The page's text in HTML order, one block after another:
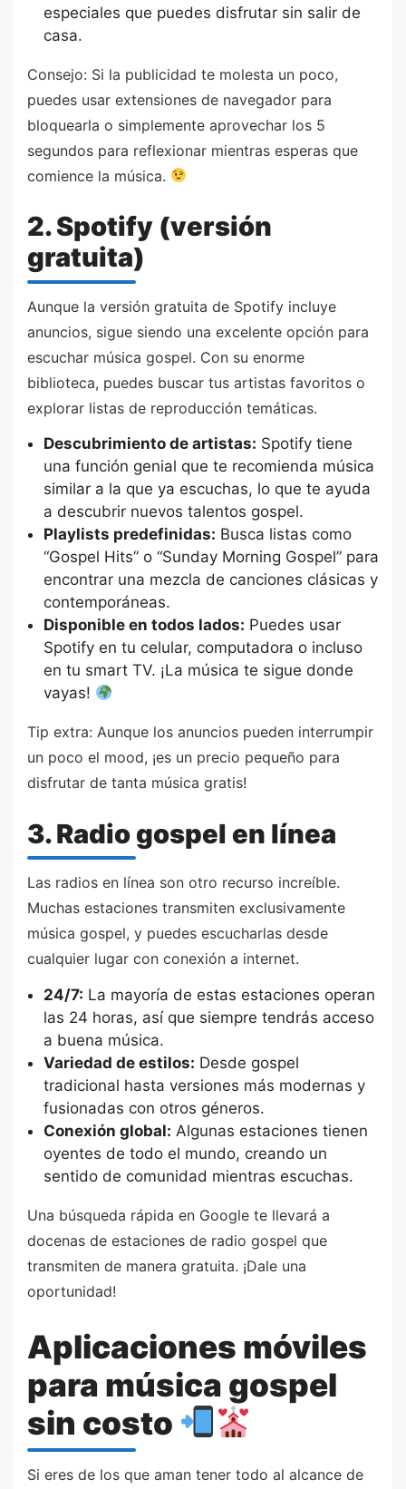
especiales que puedes disfrutar sin salir de
casa.
Consejo: Si la publicidad te molesta un poco,
puedes usar extensiones de navegador para
bloquearla o simplemente aprovechar los 5
segundos para reflexionar mientras esperas que
comience la música.
2. Spotify (versión
gratuita)
Aunque la versión gratuita de Spotify incluye
anuncios, sigue siendo una excelente opción para
escuchar música gospel. Con su enorme
biblioteca, puedes buscar tus artistas favoritos o
explorar listas de reproducción temáticas.
Descubrimiento de artistas: Spotify tiene
una función genial que te recomienda música
similar a la que ya escuchas, lo que te ayuda
a descubrir nuevos talentos gospel.
Playlists predefinidas: Busca listas como
“Gospel Hits” o “Sunday Morning Gospel” para
encontrar una mezcla de canciones clásicas y
contemporáneas.
Disponible en todos lados: Puedes usar
Spotify en tu celular, computadora o incluso
en tu smart TV. ¡La música te sigue donde
vayas!
Tip extra: Aunque los anuncios pueden interrumpir
un poco el mood, ¡es un precio pequeño para
disfrutar de tanta música gratis!
3. Radio gospel en línea
Las radios en línea son otro recurso increíble.
Muchas estaciones transmiten exclusivamente
música gospel, y puedes escucharlas desde
cualquier lugar con conexión a internet.
24/7: La mayoría de estas estaciones operan
las 24 horas, así que siempre tendrás acceso
a buena música.
Variedad de estilos: Desde gospel
tradicional hasta versiones más modernas y
fusionadas con otros géneros.
Conexión global: Algunas estaciones tienen
oyentes de todo el mundo, creando un
sentido de comunidad mientras escuchas.
Una búsqueda rápida en Google te llevará a
docenas de estaciones de radio gospel que
transmiten de manera gratuita. ¡Dale una
oportunidad!
Aplicaciones móviles
para música gospel
sin costo
Si eres de los que aman tener todo al alcance de